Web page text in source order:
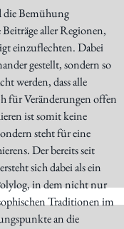
Bemühung
aller Regionen,
einzuflechten. Dabei
gestellt, sondern so
werden, dass alle
für Veränderungen offen
ist somit keine
steht für eine
Der bereits seit
sich dabei als ein
in dem nicht nur
Traditionen im
an die